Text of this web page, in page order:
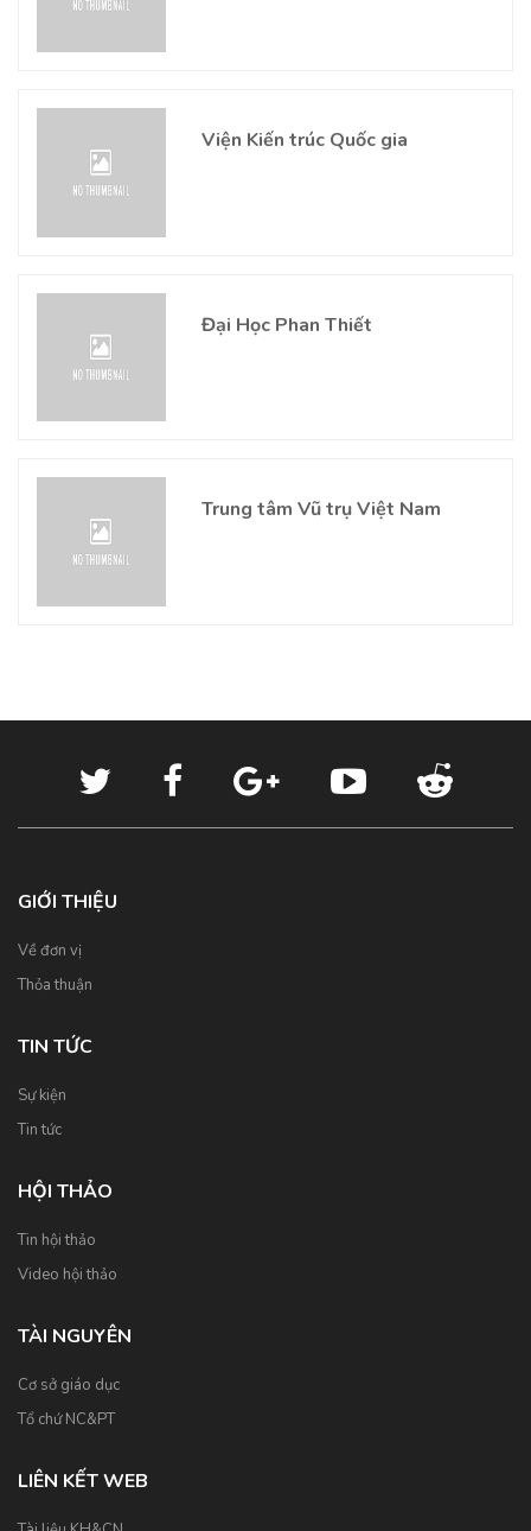
Viện Kiến trúc Quốc gia
Đại Học Phan Thiết
Trung tâm Vũ trụ Việt Nam
GIỚI THIỆU
Về đơn vị
Thỏa thuận
TIN TỨC
Sự kiện
Tin tức
HỘI THẢO
Tin hội thảo
Video hội thảo
TÀI NGUYÊN
Cơ sở giáo dục
Tổ chứ NC&PT
LIÊN KẾT WEB